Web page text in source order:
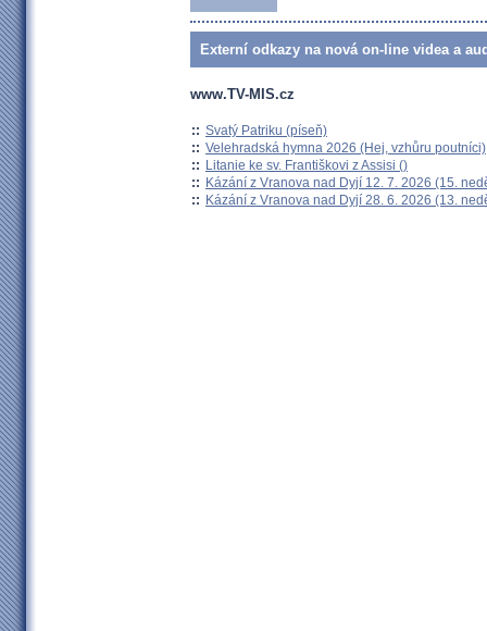
Externí odkazy na nová on-line videa a
www.TV-MIS.cz
:: Svatý Patriku (píseň)
:: Velehradská hymna 2026 (Hej, vzhůru poutníci)
:: Litanie ke sv. Františkovi z Assisi ()
:: Kázání z Vranova nad Dyjí 12. 7. 2026 (15.
:: Kázání z Vranova nad Dyjí 28. 6. 2026 (13.